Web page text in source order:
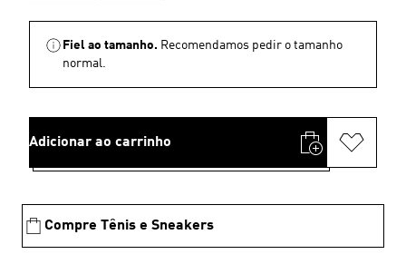
Fiel ao tamanho. Recomendamos pedir o tamanho
normal.
Adicionar ao carrinho
Compre Tênis e Sneakers